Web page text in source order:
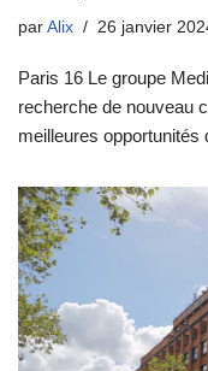
par Alix 26 janvier
Paris 16 Le groupe
recherche de nouveau
meilleures